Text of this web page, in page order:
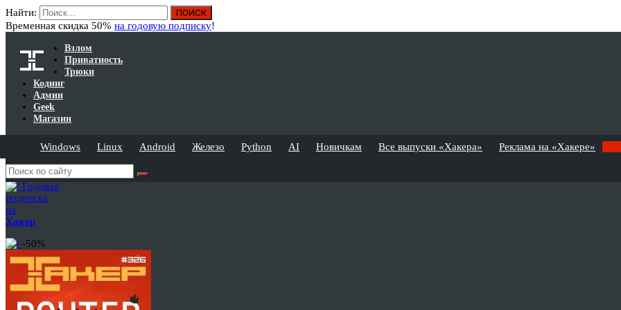
Найти:
Временная скидка 50% на годовую подписку!
Взлом
Приватность
Трюки
Кодинг
Админ
Geek
Магазин
Windows Linux Android Железо Python AI Новичкам Все выпуски «Хакера» Реклама на «Хакере»
Годовая
подписка
на
Хакер
-50%